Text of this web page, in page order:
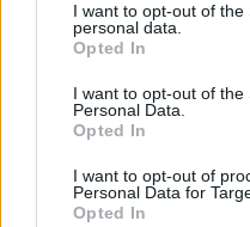
I want to opt-out of the
personal data.
Opted In
I want to opt-out of the
Personal Data.
Opted In
I want to opt-out of
Personal Data for
Opted In
δερματίτιδα, έκζεμα ή
συχνό λούσιμο από μόνο του
αξιολόγηση από ειδικό.
Εξίσου σημαντικός με τη
τριχωτό της κεφαλής με
τρίψιμο, ενώ κατά το